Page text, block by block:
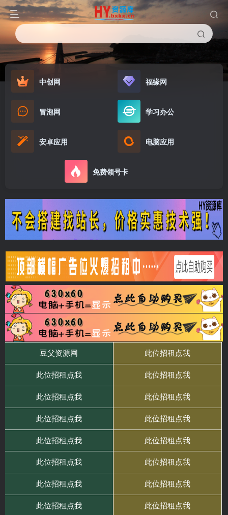
中创网 福缘网
冒泡网 学习办公
安卓应用 电脑应用
免费领号卡